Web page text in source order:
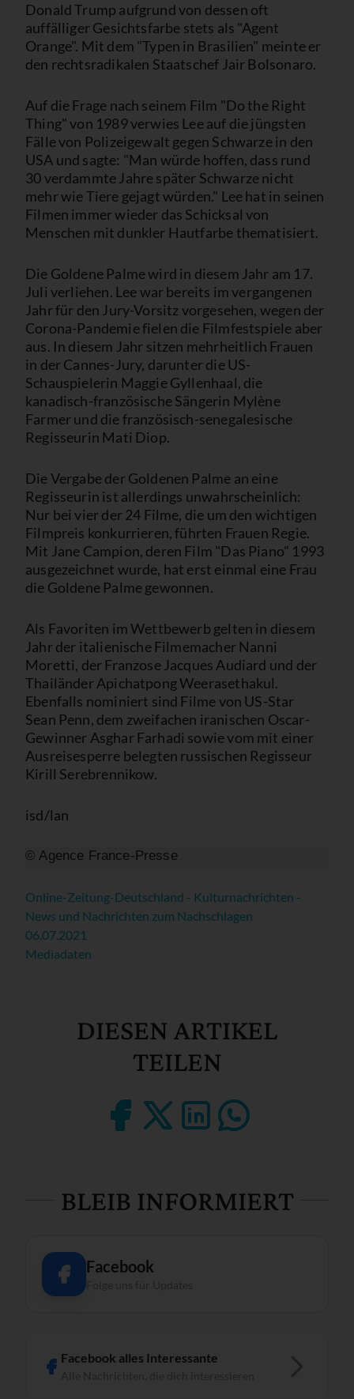
Donald Trump aufgrund von dessen oft
auffälliger Gesichtsfarbe stets als "Agent
Orange". Mit dem "Typen in Brasilien" meinte er
den rechtsradikalen Staatschef Jair Bolsonaro.
Auf die Frage nach seinem Film "Do the Right
Thing" von 1989 verwies Lee auf die jüngsten
Fälle von Polizeigewalt gegen Schwarze in den
USA und sagte: "Man würde hoffen, dass rund
30 verdammte Jahre später Schwarze nicht
mehr wie Tiere gejagt würden." Lee hat in seinen
Filmen immer wieder das Schicksal von
Menschen mit dunkler Hautfarbe thematisiert.
Die Goldene Palme wird in diesem Jahr am 17.
Juli verliehen. Lee war bereits im vergangenen
Jahr für den Jury-Vorsitz vorgesehen, wegen der
Corona-Pandemie fielen die Filmfestspiele aber
aus. In diesem Jahr sitzen mehrheitlich Frauen
in der Cannes-Jury, darunter die US-
Schauspielerin Maggie Gyllenhaal, die
kanadisch-französische Sängerin Mylène
Farmer und die französisch-senegalesische
Regisseurin Mati Diop.
Die Vergabe der Goldenen Palme an eine
Regisseurin ist allerdings unwahrscheinlich:
Nur bei vier der 24 Filme, die um den wichtigen
Filmpreis konkurrieren, führten Frauen Regie.
Mit Jane Campion, deren Film "Das Piano" 1993
ausgezeichnet wurde, hat erst einmal eine Frau
die Goldene Palme gewonnen.
Als Favoriten im Wettbewerb gelten in diesem
Jahr der italienische Filmemacher Nanni
Moretti, der Franzose Jacques Audiard und der
Thailänder Apichatpong Weerasethakul.
Ebenfalls nominiert sind Filme von US-Star
Sean Penn, dem zweifachen iranischen Oscar-
Gewinner Asghar Farhadi sowie vom mit einer
Ausreisesperre belegten russischen Regisseur
Kirill Serebrennikow.
isd/lan
© Agence France-Presse
Online-Zeitung-Deutschland - Kulturnachrichten -
News und Nachrichten zum Nachschlagen
06.07.2021
Mediadaten
DIESEN ARTIKEL
TEILEN
BLEIB INFORMIERT
Facebook
Facebook alles Interessante